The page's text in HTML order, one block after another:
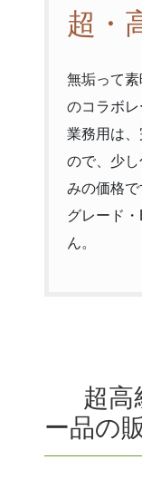
超・
無垢って
のコラボ
業務用は
ので、少
みの価格
グレード
ん。
超
ー品の